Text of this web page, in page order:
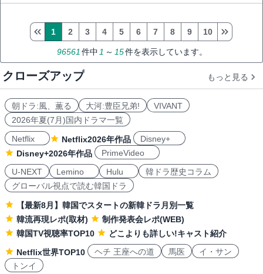
96561 件中 1 ～ 15件を表示しています。
1 2 3 4 5 6 7 8 9 10
クローズアップ もっと見る
朝ドラ:風、薫る 大河:豊臣兄弟!
VIVANT
2026年夏(7月)国内ドラマ一覧
Netflix
Netflix2026年作品
Disney+
Disney+2026年作品
PrimeVideo
U-NEXT
Lemino Hulu
韓ドラ歴史コラム
グローバル視点で読む韓国ドラ
【最新8月】韓国でスタートの新韓ドラ月別一覧
韓流再現レポ(取材)
制作発表会レポ(WEB)
韓国TV視聴率TOP10
どこよりも詳しい!キャスト紹介
Netflix世界TOP10
ヘチ 王座への道 馬医
イ・サン
トンイ